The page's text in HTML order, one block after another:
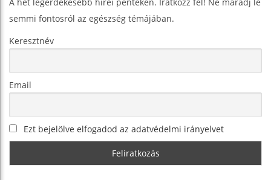
semmi fontosról az egészség témájában.
Keresztnév
Email
Ezt bejelölve elfogadod az adatvédelmi irányelvet